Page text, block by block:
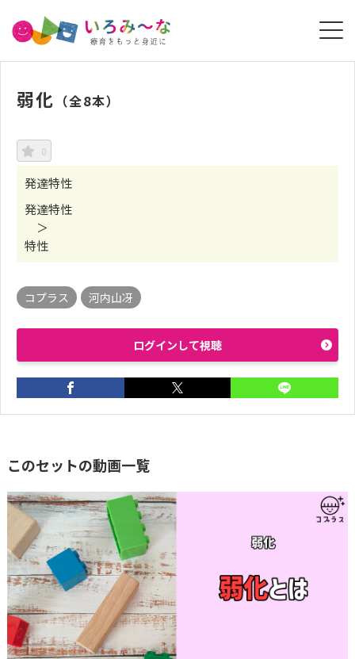
弱化 （全8本）
0
発達特性
発達特性
＞
特性
コプラス 河内山冴
ログインして視聴
このセットの動画一覧